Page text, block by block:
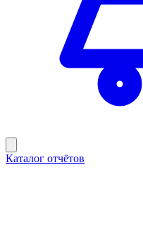
Каталог отчётов